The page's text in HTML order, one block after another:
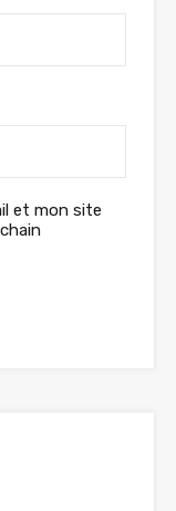
et mon site